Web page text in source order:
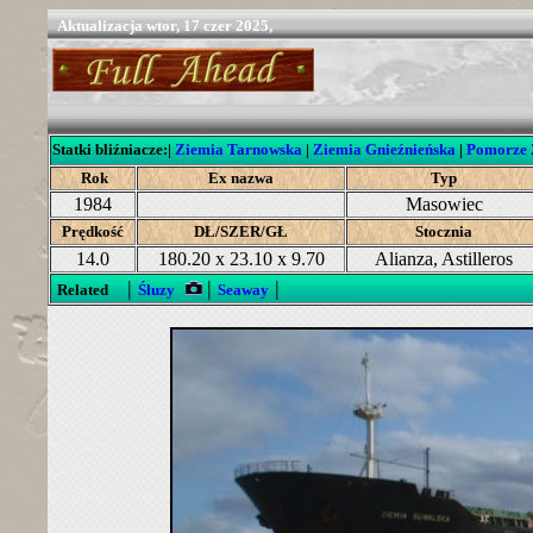
Aktualizacjawtor, 17 czer 2025,
Statki bliźniacze:|Ziemia Tarnowska|Ziemia Gnieźnieńska|Pomorze
Rok
Ex nazwa Typ
1984 Masowiec
Prędkość DŁ/SZER/GŁ Stocznia
14.0 180.20 x 23.10 x 9.70 Alianza, Astilleros
Related |Śluzy |Seaway|